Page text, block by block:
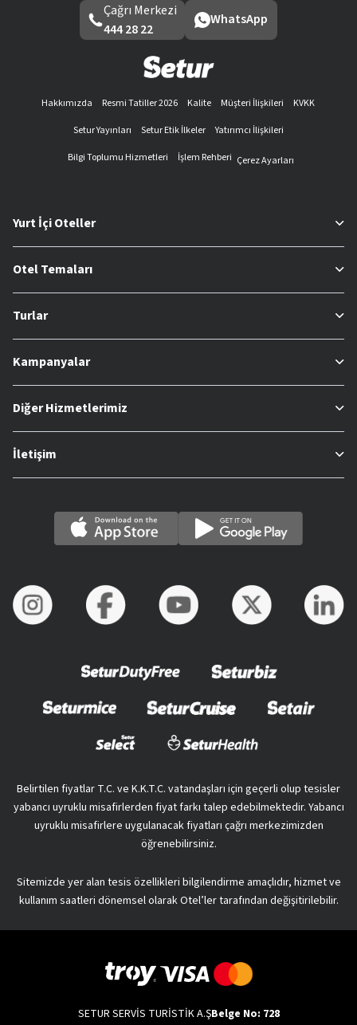
Çağrı Merkezi
444 28 22
WhatsApp
Hakkımızda Resmi Tatiller 2026 Kalite Müşteri İlişkileri
KVKK
Setur Yayınları
Setur Etik İlkeler
Yatırımcı İlişkileri
Bilgi Toplumu Hizmetleri
İşlem Rehberi Çerez Ayarları
Yurt İçi Oteller
Otel Temaları
Turlar
Kampanyalar
Diğer Hizmetlerimiz
İletişim
Belirtilen fiyatlar T.C. ve K.K.T.C. vatandaşları için geçerli olup tesisler
yabancı uyruklu misafirlerden fiyat farkı talep edebilmektedir. Yabancı
uyruklu misafirlere uygulanacak fiyatları çağrı merkezimizden
öğrenebilirsiniz.
Sitemizde yer alan tesis özellikleri bilgilendirme amaçlıdır, hizmet ve
kullanım saatleri dönemsel olarak Otel’ler tarafından değişitirilebilir.
SETUR SERVİS TURİSTİK A.ŞBelge No: 728